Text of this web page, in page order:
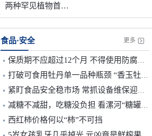
两种罕见植物首次花开绿城
食品·安全 更多
保质期不应超过12个月 不得使用防腐剂 预制菜将迎首个国标
打破可食用牡丹单一品种瓶颈 “香玉牡丹花”获批新食品原料
紧盯食品安全稳市场 常抓设备维保迎佳节
减糖不减甜，吃糖没负担 看漯河“糖罐子”如何革新
西红柿价格何以“柿”不可挡